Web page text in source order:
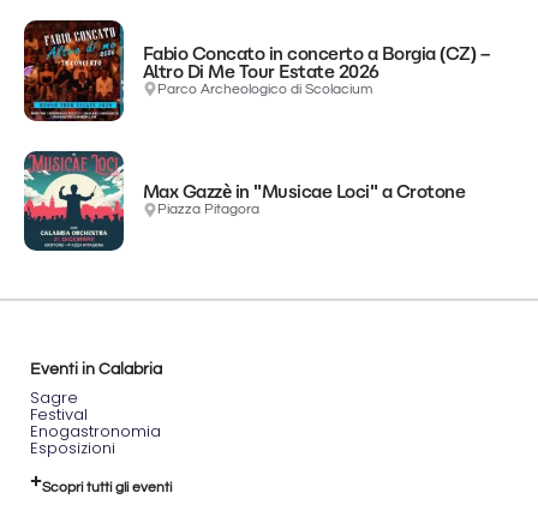
Fabio Concato in concerto a Borgia (CZ) –
Altro Di Me Tour Estate 2026
Parco Archeologico di Scolacium
Max Gazzè in "Musicae Loci" a Crotone
Piazza Pitagora
Eventi in Calabria
Sagre
Festival
Enogastronomia
Esposizioni
Scopri tutti gli eventi